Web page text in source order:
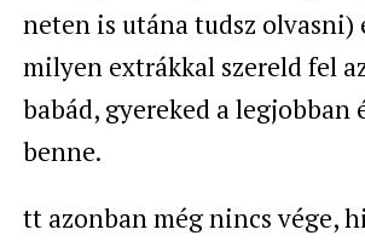
neten is utána tudsz olvasni)
milyen extrákkal szereld fel
babád, gyereked a legjobban
benne.
tt azonban még nincs vége,